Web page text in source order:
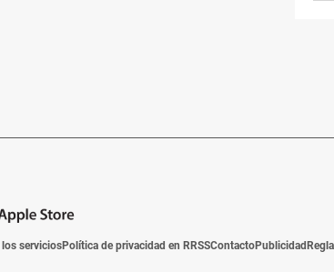
serviciosPolítica de privacidad en RRSSContactoPublicidad